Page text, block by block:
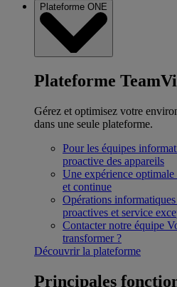
Plateforme ONE
Plateforme
Gérez et optimisez votre
dans une seule plateforme.
Pour les équipes
proactive des appareils
Une expérience optimale
et continue
Opérations
proactives et service
Contacter notre équipe
transformer ?
Découvrir la plateforme
Principales